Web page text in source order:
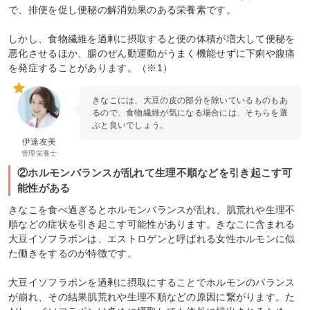
で、排便を促し便秘の解消効果のある栄養素です。
しかし、食物繊維を過剰に摂取すると便の体積が増大して便秘を
悪化させるほか、腸のぜん動運動がうまく機能せずに下痢や腹痛
を発症することがあります。（※1）
伊達友美
管理栄養士
きなこには、大豆の皮の部分を除いているものもあ
るので、食物繊維が気になる場合には、そちらを選
ぶと良いでしょう。
②ホルモンバランスが乱れて生理不順などを引き起こす可
能性がある
きなこを食べ過ぎるとホルモンバランスが乱れ、肌荒れや生理不
順などの症状を引き起こす可能性があります。きなこに含まれる
大豆イソフラボンは、エストロゲンと呼ばれる女性ホルモンに似
た働きをするのが特徴です。
大豆イソフラボンを過剰に摂取にすることでホルモンのバランス
が崩れ、その結果肌荒れや生理不順などの原因に繋がります。た